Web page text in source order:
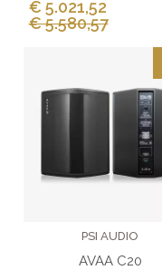
€ 5.021,52
€ 5.580,57
PSI AUDIO
AVAA C20